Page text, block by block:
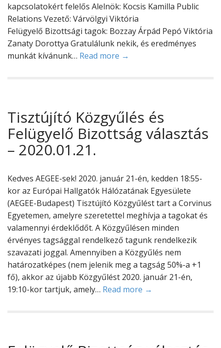
kapcsolatokért felelős Alelnök: Kocsis Kamilla Public
Relations Vezető: Várvölgyi Viktória
Felügyelő Bizottsági tagok: Bozzay Árpád Pepó Viktória
Zanaty Dorottya Gratulálunk nekik, és eredményes
munkát kívánunk… Read more →
Tisztújító Közgyűlés és
Felügyelő Bizottság választás
– 2020.01.21.
Kedves AEGEE-sek! 2020. január 21-én, kedden 18:55-
kor az Európai Hallgatók Hálózatának Egyesülete
(AEGEE-Budapest) Tisztújító Közgyűlést tart a Corvinus
Egyetemen, amelyre szeretettel meghívja a tagokat és
valamennyi érdeklődőt. A Közgyűlésen minden
érvényes tagsággal rendelkező tagunk rendelkezik
szavazati joggal. Amennyiben a Közgyűlés nem
határozatképes (nem jelenik meg a tagság 50%-a +1
fő), akkor az újabb Közgyűlést 2020. január 21-én,
19:10-kor tartjuk, amely… Read more →